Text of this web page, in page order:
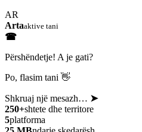
AR
Artaaktive tani
☎
Përshëndetje! A je gati?
Po, flasim tani 👋
Shkruaj një mesazh… ➤
250+shtete dhe territore
5platforma